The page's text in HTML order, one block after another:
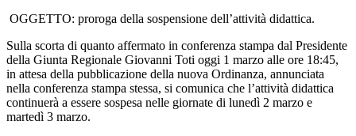
OGGETTO: proroga della sospensione dell’attività didattica.
Sulla scorta di quanto affermato in conferenza stampa dal Presidente
della Giunta Regionale Giovanni Toti oggi 1 marzo alle ore 18:45,
in attesa della pubblicazione della nuova Ordinanza, annunciata
nella conferenza stampa stessa, si comunica che l’attività didattica
continuerà a essere sospesa nelle giornate di lunedì 2 marzo e
martedì 3 marzo.